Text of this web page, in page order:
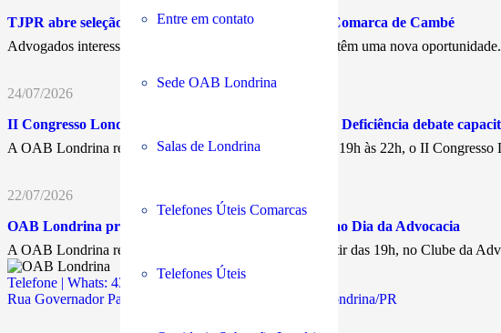
Entre em contato
Sede OAB Londrina
Salas de Londrina
Telefones Úteis Comarcas
Telefones Úteis
TJPR abre seleção para Juiz Leigo Remunerado na Comarca de Cambé
Advogados interessados em atuar nos Juizados Especiais têm uma nova
24/07/2026
II Congresso Londrinense dos Direitos da Pessoa com Deficiência debate
A OAB Londrina realiza, nos dias 17 e 18 de agosto, das 19h às 22h, o II
22/07/2026
OAB Londrina promove encontro em comemoração ao Dia da Advocacia
A OAB Londrina realiza, no próximo 11 de agosto, a partir das 19h, no Clube da
Telefone | Whats: 43 3294-5900
Rua Governador Parigot de Souza, 311 | Jd. Caiçaras | Londrina/PR